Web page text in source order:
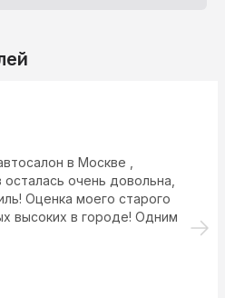
в Москве ,
очень довольна,
Оценка моего старого
высоких в городе! Одним